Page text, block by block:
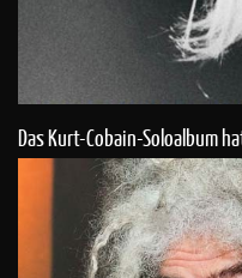
Das Kurt-Cobain-Soloalbum